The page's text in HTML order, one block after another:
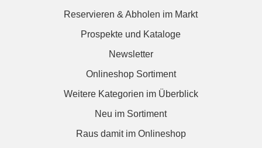
Reservieren & Abholen im Markt
Prospekte und Kataloge
Newsletter
Onlineshop Sortiment
Weitere Kategorien im Überblick
Neu im Sortiment
Raus damit im Onlineshop